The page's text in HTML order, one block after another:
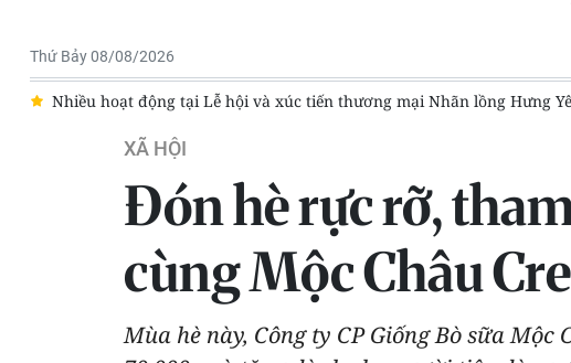
Thứ Bảy 08/08/2026
Nhiều hoạt động tại Lễ hội và xúc tiến thương mại Nhãn lồng Hưng
XÃ HỘI
Đón hè rực rỡ,
cùng Mộc Châu
Mùa hè này, Công ty CP Giống Bò sữa